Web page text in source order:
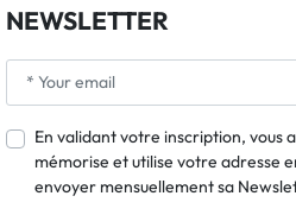
NEWSLETTER
En validant votre inscription, vous
mémorise et utilise votre adresse
envoyer mensuellement sa